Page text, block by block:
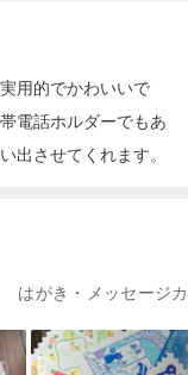
用的でかわいいで
電話ホルダーでもあ
出させてくれます。
はがき・メッセージ